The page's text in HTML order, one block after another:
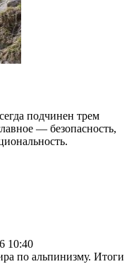
подчинен трем
— безопасность,
10:40
по альпинизму. Итоги